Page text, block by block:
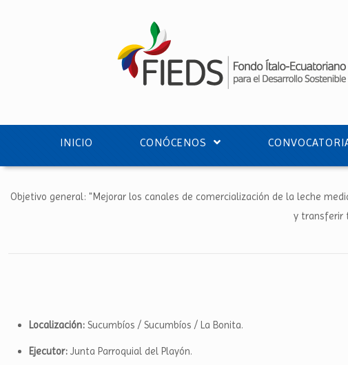
INICIO CONÓCENOS
Objetivo general: "Mejorar los canales de comercialización de la leche
y transferir
Localización: Sucumbíos / Sucumbíos / La Bonita.
Ejecutor: Junta Parroquial del Playón.